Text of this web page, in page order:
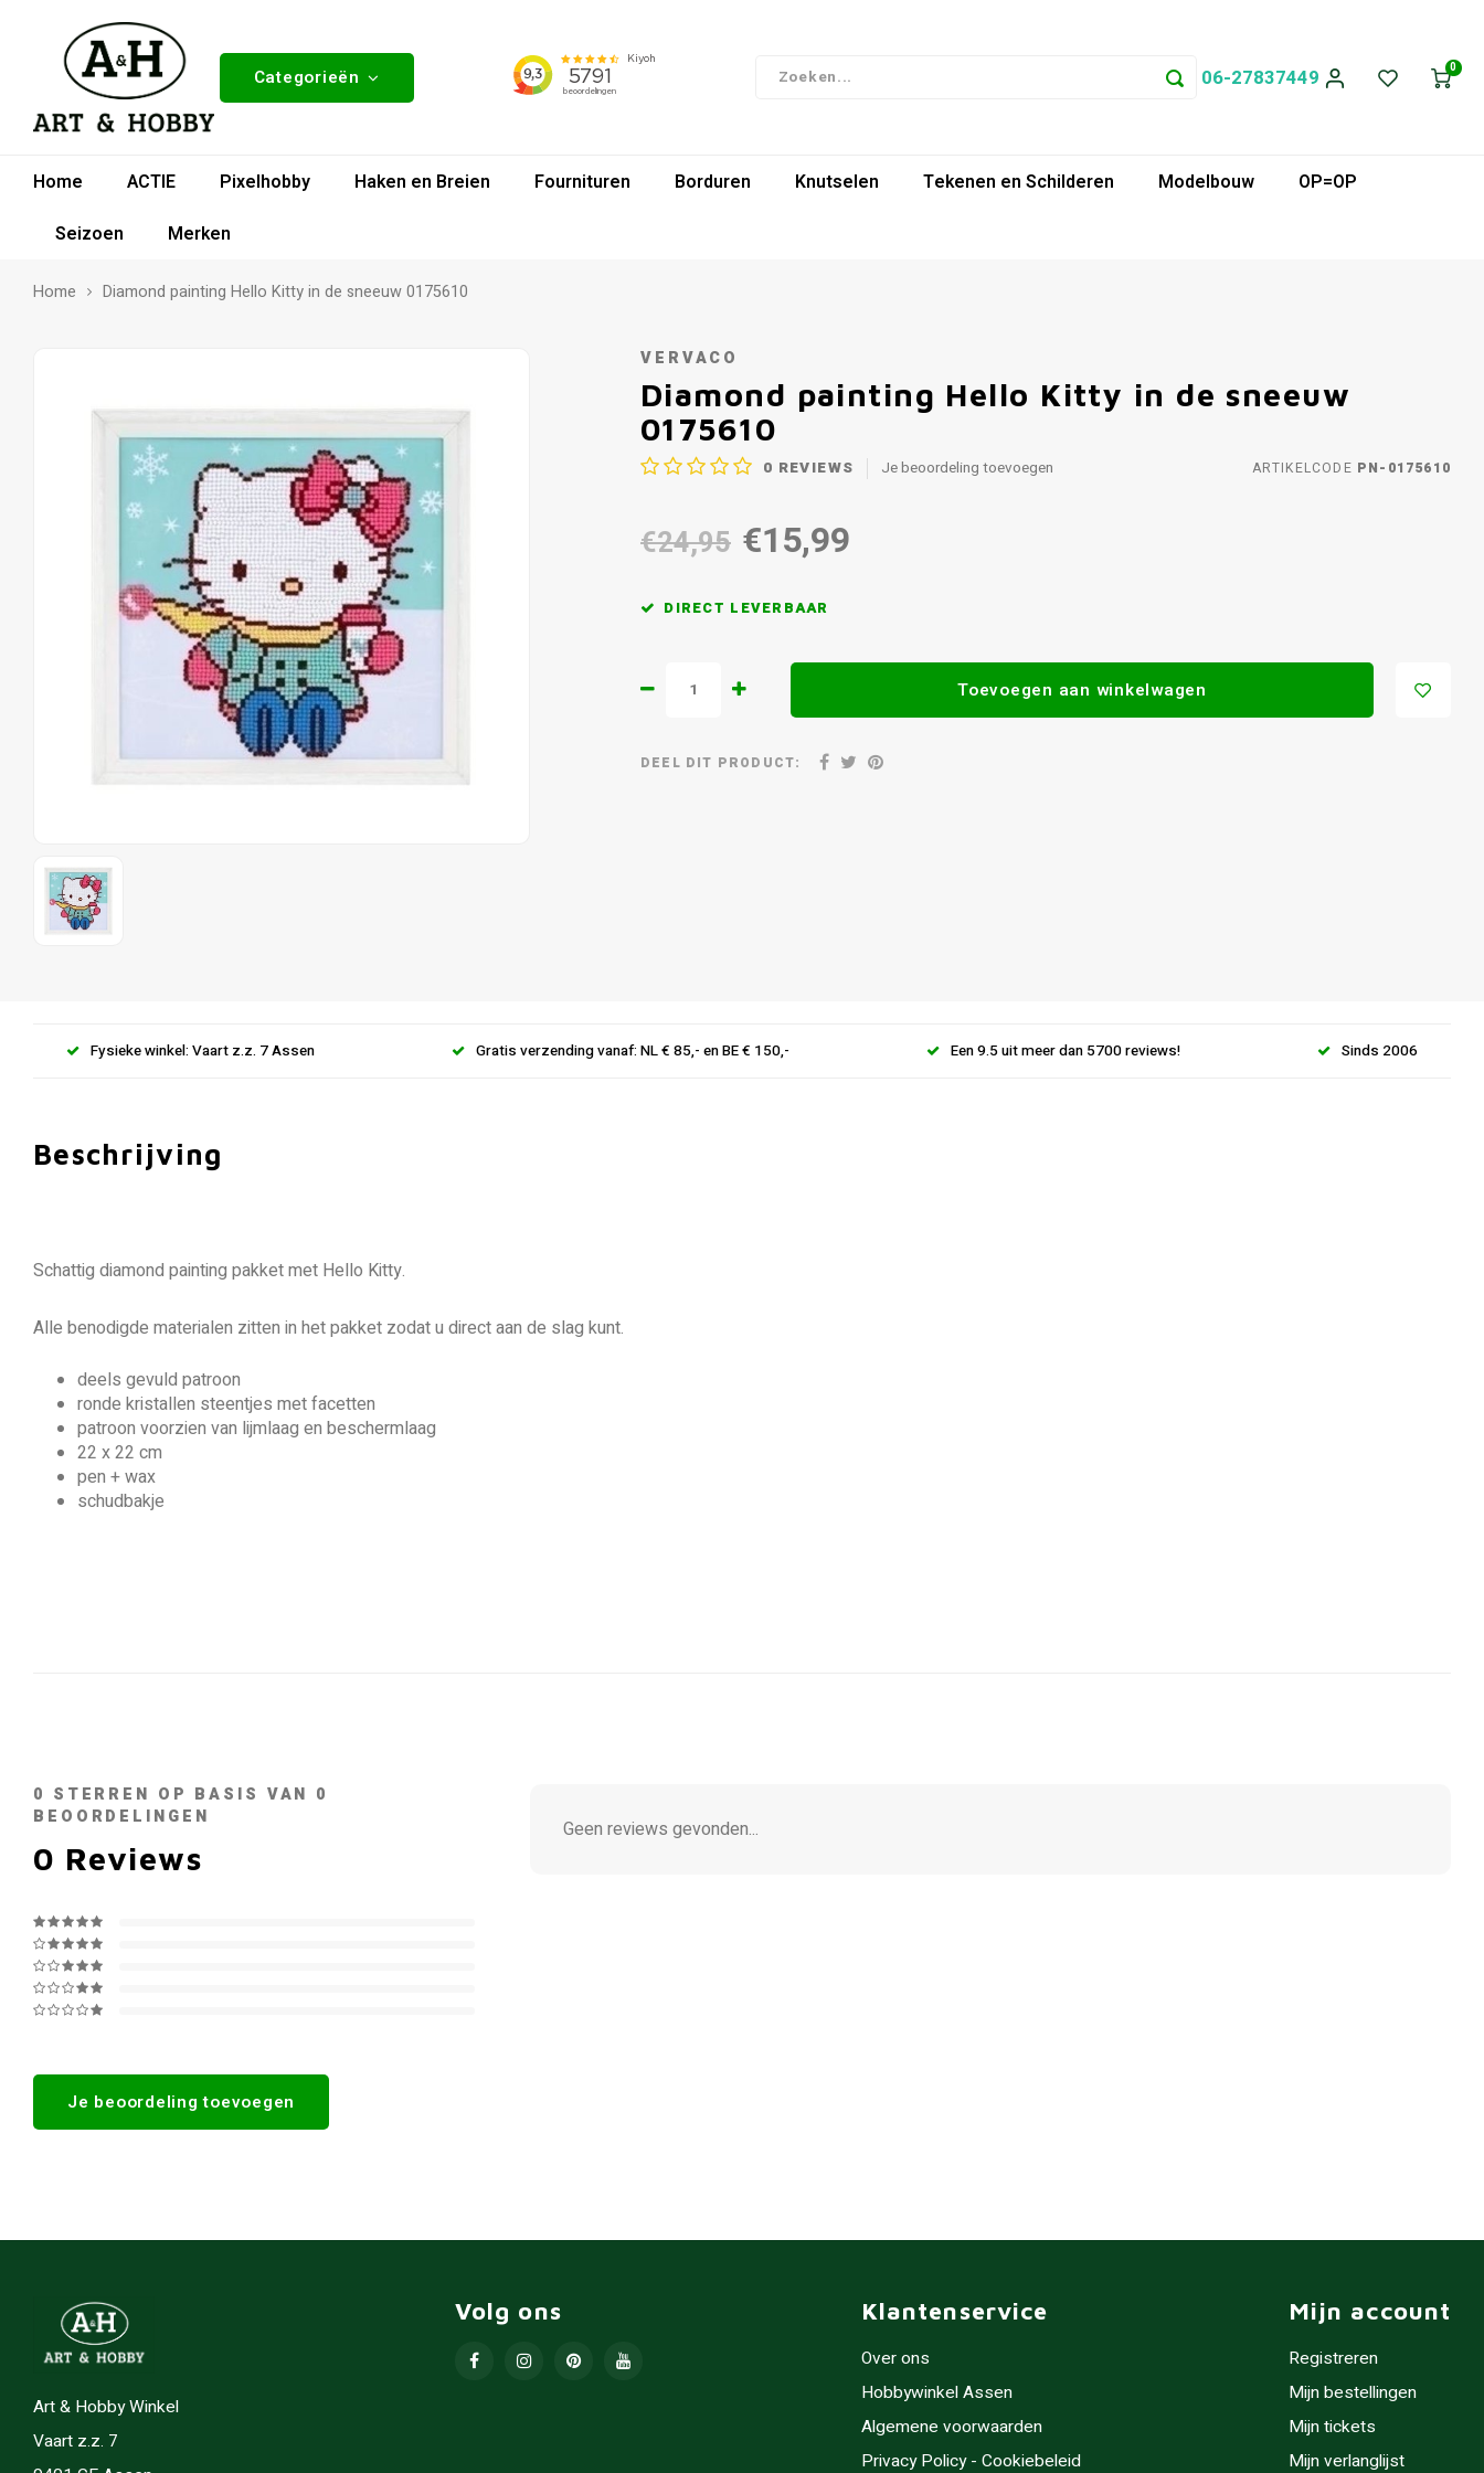
Categorieën 06-27837449 0
Home ACTIE Pixelhobby Haken en Breien Fournituren Borduren Knutselen Tekenen en Schilderen Modelbouw
OP=OP
Seizoen
Merken
Home Diamond painting Hello Kitty in de sneeuw 0175610
VERVACO
Diamond painting Hello Kitty in de sneeuw
0175610
0 REVIEWS Je beoordeling toevoegen ARTIKELCODE PN-0175610
€24,95 €15,99
DIRECT LEVERBAAR
Toevoegen aan winkelwagen
DEEL DIT PRODUCT:
Fysieke winkel: Vaart z.z. 7 Assen Gratis verzending vanaf: NL € 85,- en BE € 150,- Een 9.5 uit meer dan 5700 reviews! Sinds 2006
Beschrijving
Schattig diamond painting pakket met Hello Kitty.
Alle benodigde materialen zitten in het pakket zodat u direct aan de slag kunt.
deels gevuld patroon
ronde kristallen steentjes met facetten
patroon voorzien van lijmlaag en beschermlaag
22 x 22 cm
pen + wax
schudbakje
0 STERREN OP BASIS VAN 0
BEOORDELINGEN
0 Reviews
Je beoordeling toevoegen
Geen reviews gevonden...
Art & Hobby Winkel
Vaart z.z. 7
Volg ons Klantenservice
Over ons
Hobbywinkel Assen
Algemene voorwaarden
Privacy Policy - Cookiebeleid
Mijn account
Registreren
Mijn bestellingen
Mijn tickets
Mijn verlanglijst